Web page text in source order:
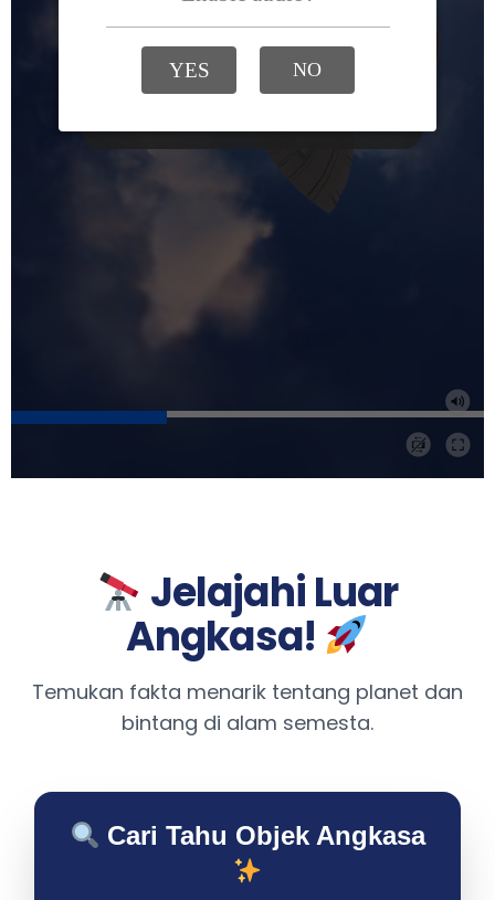
Jelajahi Luar
Angkasa!
Temukan fakta menarik tentang planet dan
bintang di alam semesta.
Cari Tahu Objek Angkasa